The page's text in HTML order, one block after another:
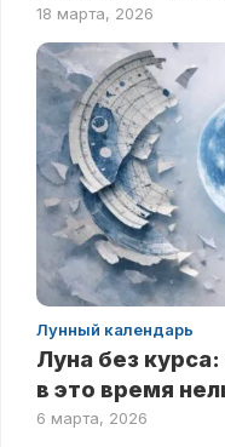
18 марта, 2026
Лунный календарь
Луна без
в это время
6 марта, 2026